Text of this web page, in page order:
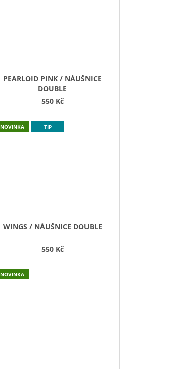
PEARLOID PINK / NÁUŠNICE
DOUBLE
550 Kč
NOVINKA TIP
WINGS / NÁUŠNICE DOUBLE
550 Kč
NOVINKA